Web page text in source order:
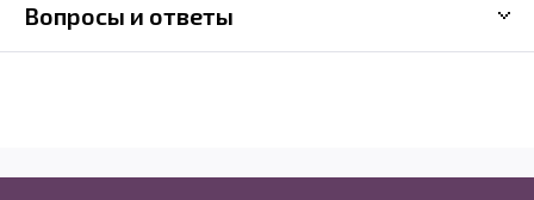
Вопросы и ответы